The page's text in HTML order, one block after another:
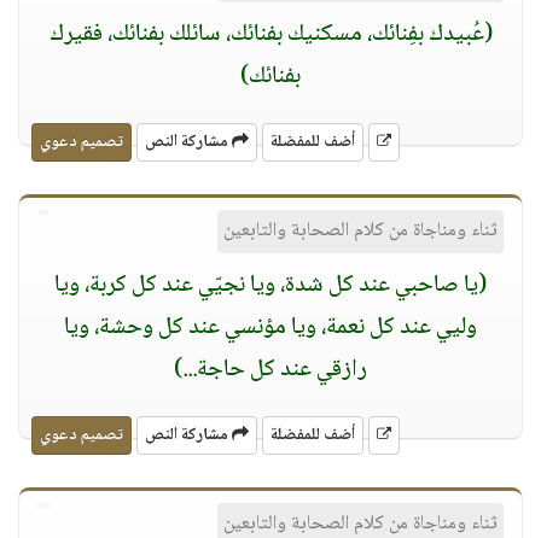
(عُبيدك بفِنائك، مسكنيك بفنائك، سائلك بفنائك، فقيرك
بفنائك)
أضف للمفضلة مشاركة النص تصميم دعوي
ثناء ومناجاة من كلام الصحابة والتابعين
(يا صاحبي عند كل شدة، ويا نجيّي عند كل كربة، ويا
وليي عند كل نعمة، ويا مؤنسي عند كل وحشة، ويا
رازقي عند كل حاجة...)
أضف للمفضلة مشاركة النص تصميم دعوي
ثناء ومناجاة من كلام الصحابة والتابعين